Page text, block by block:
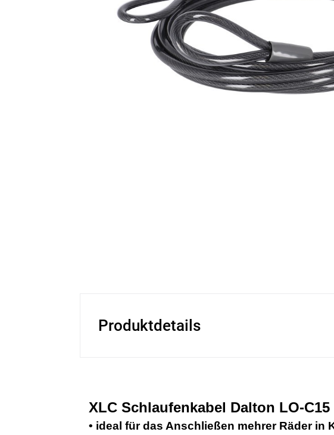
Produktdetails
XLC Schlaufenkabel Dalton LO-C15
• ideal für das Anschließen mehrer Räder